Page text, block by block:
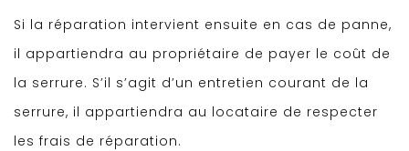
Si la réparation intervient ensuite en cas de panne,
il appartiendra au propriétaire de payer le coût de
la serrure. S’il s’agit d’un entretien courant de la
serrure, il appartiendra au locataire de respecter
les frais de réparation.